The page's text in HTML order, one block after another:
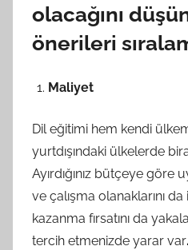
olacağını
önerileri
Maliyet
Dil eğitimi hem kendi
yurtdışındaki ülkelerde
Ayırdığınız bütçeye göre
ve çalışma olanaklarını
kazanma fırsatını da
tercih etmenizde yarar var.